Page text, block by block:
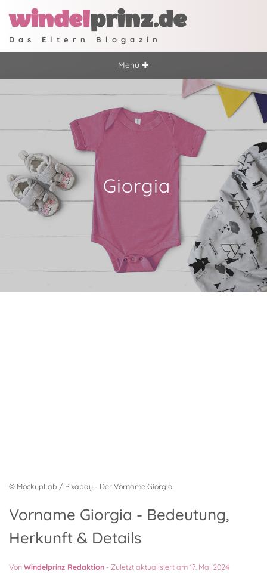
windelprinz.de
Das Eltern Blogazin
Menü ✚
Giorgia
© MockupLab / Pixabay - Der Vorname Giorgia
Vorname Giorgia - Bedeutung,
Herkunft & Details
VonWindelprinz Redaktion - Zuletzt aktualisiert am 17. Mai 2024